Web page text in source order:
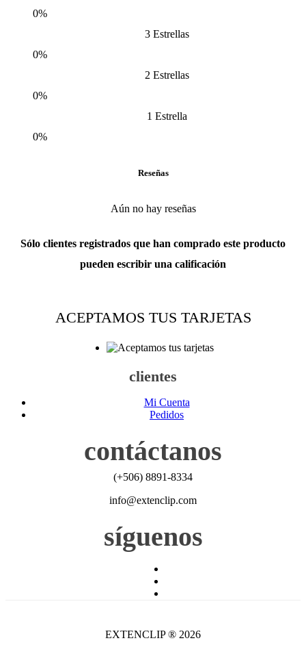
0%
3 Estrellas
0%
2 Estrellas
0%
1 Estrella
0%
Reseñas
Aún no hay reseñas
Sólo clientes registrados que han comprado este producto
pueden escribir una calificación
ACEPTAMOS TUS TARJETAS
clientes
Mi Cuenta
Pedidos
contáctanos
(+506) 8891-8334
info@extenclip.com
síguenos
EXTENCLIP ® 2026